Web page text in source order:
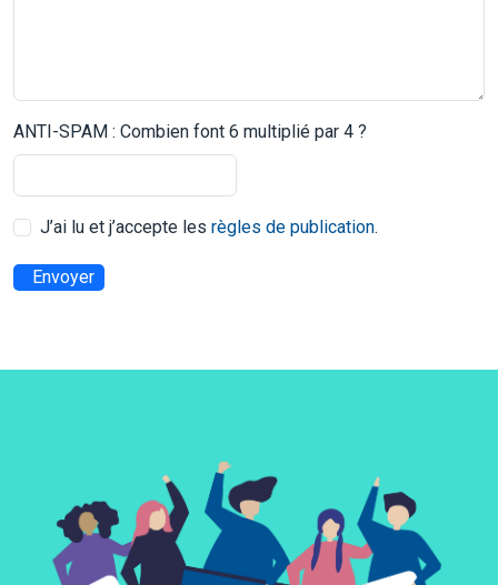
ANTI-SPAM : Combien font 6 multiplié par 4 ?
J’ai lu et j’accepte les règles de publication.
Envoyer